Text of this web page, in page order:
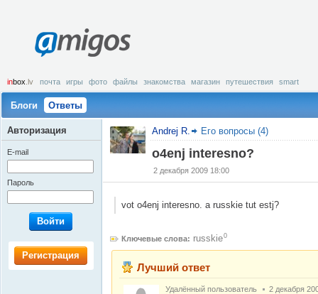
amigos
inbox .lv почта игры фото файлы знакомства магазин путешествия smart
Блоги Ответы
Andrej R. Его вопросы (4)
o4enj interesno?
2 декабря 2009 18:00
vot o4enj interesno. a russkie tut estj?
Ключевые слова: russkie0
Лучший ответ
Удалённый пользователь 2 декабря
Авторизация
E-mail
Пароль
Войти
Регистрация